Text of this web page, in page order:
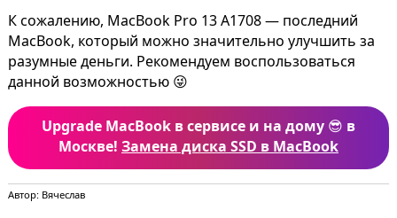
К сожалению, MacBook Pro 13 A1708 — последний
MacBook, который можно значительно улучшить за
разумные деньги. Рекомендуем воспользоваться
данной возможностью 😜
Upgrade MacBook в сервисе и на дому 😎 в
Москве! Замена диска SSD в MacBook
Автор: Вячеслав